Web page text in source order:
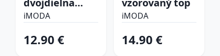
dvojdielna
bavlnená
iMODA
12.90 €
vzorovaný top
iMODA
14.90 €